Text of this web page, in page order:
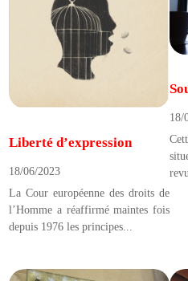
Liberté d’expression
18/06/2023
La Cour européenne des droits de
l’Homme a réaffirmé maintes fois
depuis 1976 les principes...
18/